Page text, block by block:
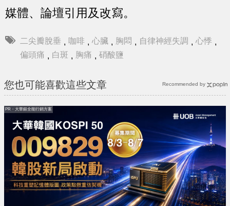
媒體、論壇引用及改寫。
二尖瓣脫垂 , 咖啡 , 心臟 , 胸悶 , 自律神經失調 , 心悸 ,
偏頭痛 , 白斑 , 胸痛 , 硝酸鹽
您也可能喜歡這些文章
PR・大華銀全能行銷方案
Recommended by